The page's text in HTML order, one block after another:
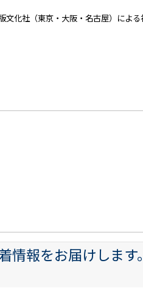
文化社（東京・大阪・名古屋）によ
情報をお届けします